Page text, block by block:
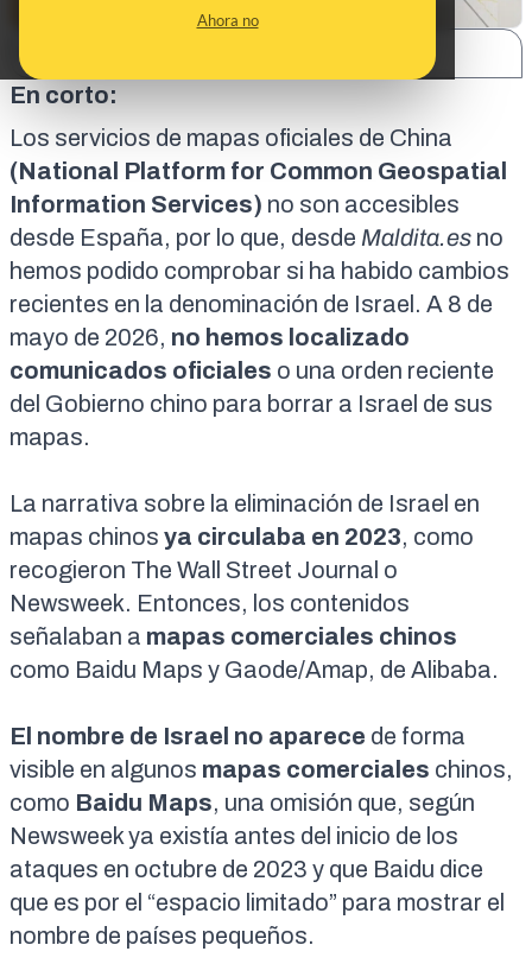
Ahora no
En corto:
Los servicios de mapas oficiales de China
(National Platform for Common Geospatial
Information Services) no son accesibles
desde España, por lo que, desde Maldita.es no
hemos podido comprobar si ha habido cambios
recientes en la denominación de Israel. A 8 de
mayo de 2026, no hemos localizado
comunicados oficiales o una orden reciente
del Gobierno chino para borrar a Israel de sus
mapas.
La narrativa sobre la eliminación de Israel en
mapas chinos ya circulaba en 2023, como
recogieron The Wall Street Journal o
Newsweek. Entonces, los contenidos
señalaban a mapas comerciales chinos
como Baidu Maps y Gaode/Amap, de Alibaba.
El nombre de Israel no aparece de forma
visible en algunos mapas comerciales chinos,
como Baidu Maps, una omisión que, según
Newsweekya existía antes del inicio de los
ataques en octubre de 2023 y que Baidu dice
que es por el “espacio limitado” para mostrar el
nombre de países pequeños.